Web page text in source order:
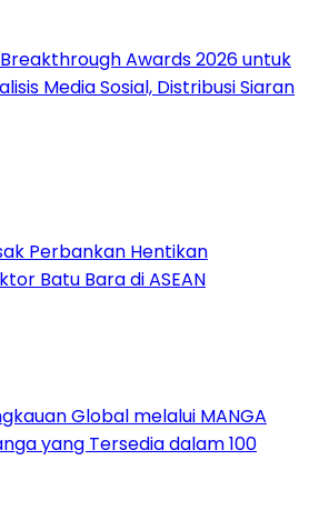
Awards 2026 untuk
Media Sosial, Distribusi Siaran
Perbankan Hentikan
Batu Bara di ASEAN
Global melalui MANGA
yang Tersedia dalam 100